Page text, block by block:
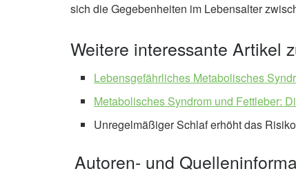
sich die Gegebenheiten im Lebensalter
Weitere interessante Artikel
Lebensgefährliches Metabolisches
Metabolisches Syndrom und Fettleber:
Unregelmäßiger Schlaf erhöht das
Autoren- und